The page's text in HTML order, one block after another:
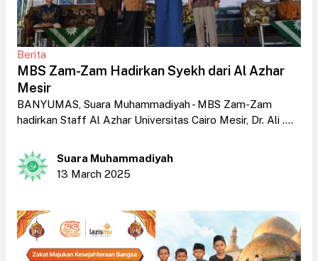
Berita
MBS Zam-Zam Hadirkan Syekh dari Al Azhar
Mesir
BANYUMAS, Suara Muhammadiyah - MBS Zam-Zam
hadirkan Staff Al Azhar Universitas Cairo Mesir, Dr. Ali ....
Suara Muhammadiyah
13 March 2025